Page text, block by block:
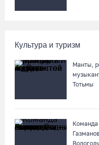
Культура и туризм
Манты,
Тотьмы